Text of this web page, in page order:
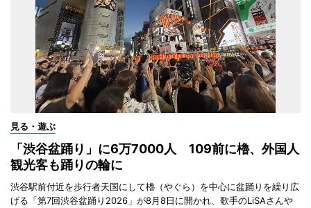
見る・遊ぶ
「渋谷盆踊り」に6万7000人 109前に櫓、外国人
観光客も踊りの輪に
渋谷駅前付近を歩行者天国にして櫓（やぐら）を中心に盆踊りを繰り広
げる「第7回渋谷盆踊り2026」が8月8日に開かれ、歌手のLiSAさんや